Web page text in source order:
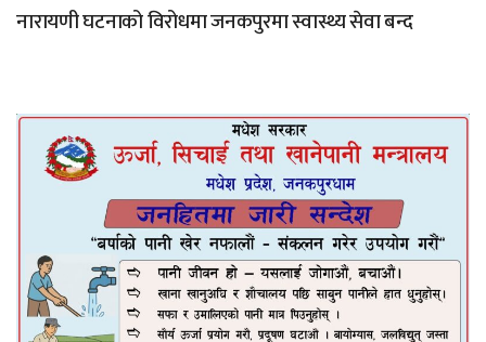
नारायणी घटनाको विरोधमा जनकपुरमा स्वास्थ्य सेवा बन्द